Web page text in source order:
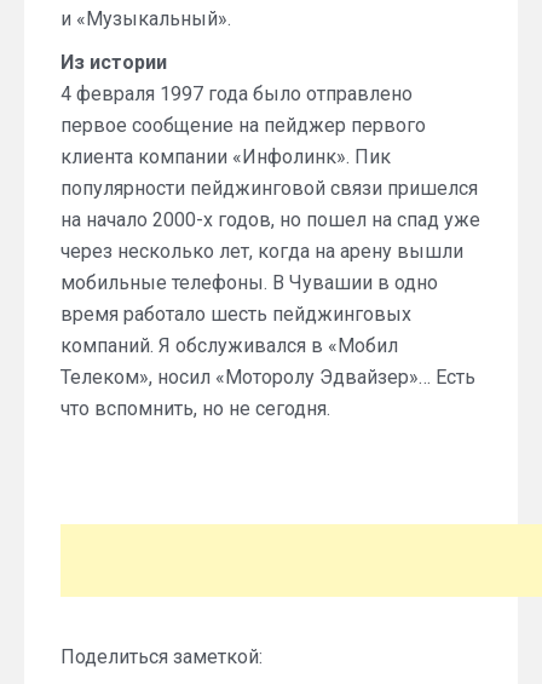
и «Музыкальный».
Из истории
4 февраля 1997 года было отправлено
первое сообщение на пейджер первого
клиента компании «Инфолинк». Пик
популярности пейджинговой связи пришелся
на начало 2000-х годов, но пошел на спад уже
через несколько лет, когда на арену вышли
мобильные телефоны. В Чувашии в одно
время работало шесть пейджинговых
компаний. Я обслуживался в «Мобил
Телеком», носил «Моторолу Эдвайзер»… Есть
что вспомнить, но не сегодня.
Поделиться заметкой: